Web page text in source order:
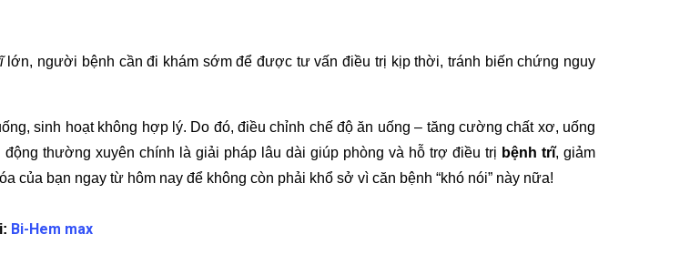
lớn, người bệnh cần đi khám sớm để được tư vấn điều trị kịp thời, tránh biến chứng nguy
sinh hoạt không hợp lý. Do đó, điều chỉnh chế độ ăn uống – tăng cường chất xơ, uống
thường xuyên chính là giải pháp lâu dài giúp phòng và hỗ trợ điều trị bệnh trĩ, giảm
của bạn ngay từ hôm nay để không còn phải khổ sở vì căn bệnh “khó nói” này nữa!
Bi-Hem max